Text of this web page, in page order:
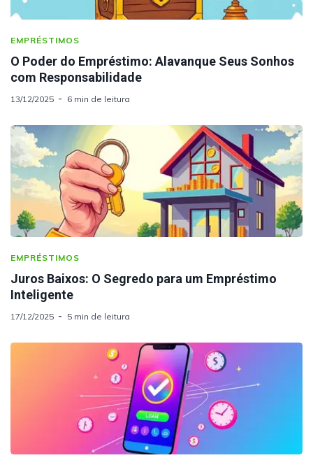
EMPRÉSTIMOS
O Poder do Empréstimo: Alavanque Seus Sonhos
com Responsabilidade
13/12/2025 6 min de leitura
EMPRÉSTIMOS
Juros Baixos: O Segredo para um Empréstimo
Inteligente
17/12/2025 5 min de leitura